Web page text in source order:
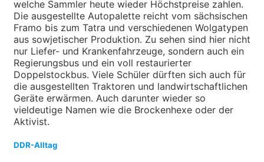
welche Sammler heute wieder Höchstpreise zahlen.
Die ausgestellte Autopalette reicht vom sächsischen
Framo bis zum Tatra und verschiedenen Wolgatypen
aus sowjetischer Produktion. Zu sehen sind hier nicht
nur Liefer- und Krankenfahrzeuge, sondern auch ein
Regierungsbus und ein voll restaurierter
Doppelstockbus. Viele Schüler dürften sich auch für
die ausgestellten Traktoren und landwirtschaftlichen
Geräte erwärmen. Auch darunter wieder so
vieldeutige Namen wie die Brockenhexe oder der
Aktivist.
DDR-Alltag